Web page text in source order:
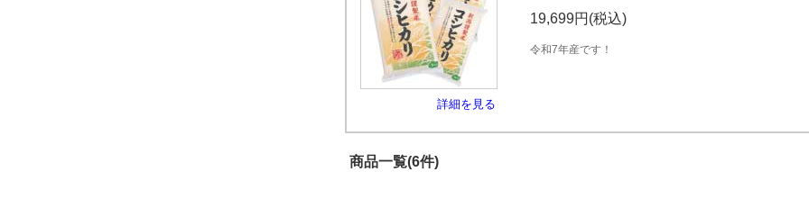
詳細を見る
19,699円 (税込)
令和7年産です！
商品一覧(6件)